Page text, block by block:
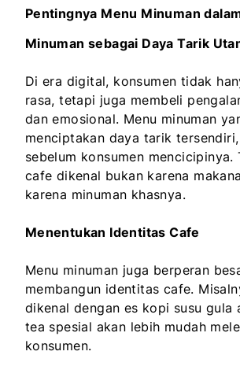
Pentingnya Menu Minuman
Minuman sebagai Daya Tarik
Di era digital, konsumen tidak
rasa, tetapi juga membeli
dan emosional. Menu minuman
menciptakan daya tarik
sebelum konsumen mencicipinya.
cafe dikenal bukan karena
karena minuman khasnya.
Menentukan Identitas Cafe
Menu minuman juga berperan
membangun identitas cafe.
dikenal dengan es kopi susu gula
tea spesial akan lebih mudah
konsumen.